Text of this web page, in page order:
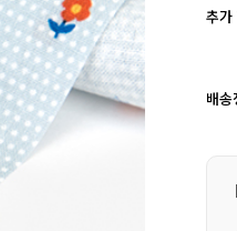
추가
배송